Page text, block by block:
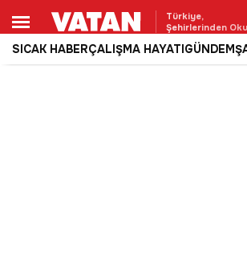
Türkiye,
Şehirlerinden
SICAK HABERÇALIŞMA HAYATIGÜNDEM